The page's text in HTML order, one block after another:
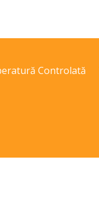
Controlată